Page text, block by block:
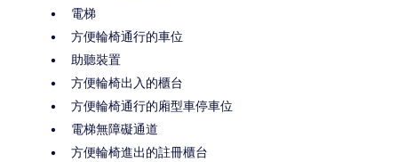
電梯
方便輪椅通行的車位
助聽裝置
方便輪椅出入的櫃台
方便輪椅通行的廂型車停車位
電梯無障礙通道
方便輪椅進出的註冊櫃台